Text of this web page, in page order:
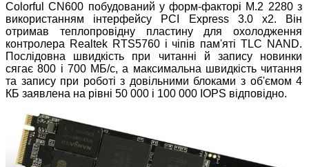
Colorful CN600 побудований у форм-факторі M.2 2280 з
використанням інтерфейсу PCI Express 3.0 x2. Він
отримав теплопровідну пластину для охолодження
контролера Realtek RTS5760 і чіпів пам'яті TLC NAND.
Послідовна швидкість при читанні й запису новинки
сягає 800 і 700 МБ/с, а максимальна швидкість читання
та запису при роботі з довільними блоками з об'ємом 4
КБ заявлена на рівні 50 000 і 100 000 IOPS відповідно.